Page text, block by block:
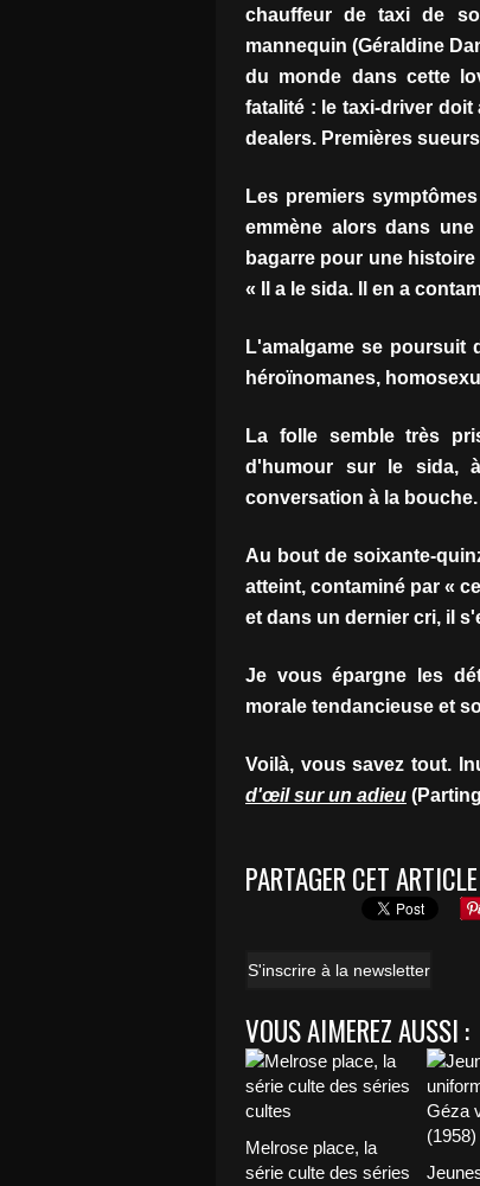
chauffeur de taxi de
mannequin (Géraldine
du monde dans cette
fatalité : le taxi-driver
dealers. Premières
Les premiers
emmène alors dans
bagarre pour une
« Il a le sida. Il en a
L'amalgame se
héroïnomanes,
La folle semble très
d'humour sur le sida,
conversation à la bouche.
Au bout de soixante-
atteint, contaminé par «
et dans un dernier cri, il
Je vous épargne les
morale tendancieuse et
Voilà, vous savez tout.
d'œil sur un adieu
PARTAGER CET ARTICLE
S'inscrire à la newsletter
VOUS AIMEREZ AUSSI :
Melrose place, la
série culte des séries